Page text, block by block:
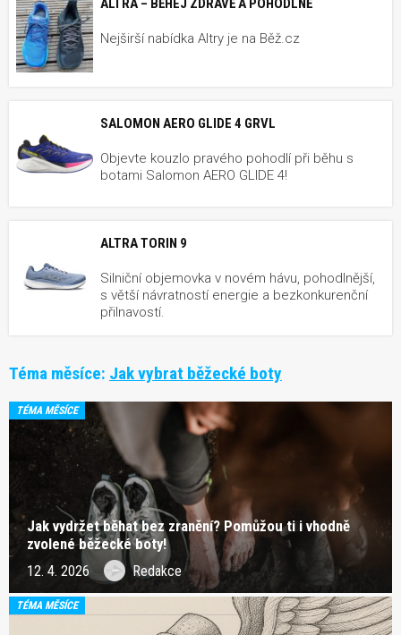
ALTRA – BĚHEJ ZDRAVĚ A POHODLNĚ
Nejširší nabídka Altry je na Běž.cz
SALOMON AERO GLIDE 4 GRVL
Objevte kouzlo pravého pohodlí při běhu s
botami Salomon AERO GLIDE 4!
ALTRA TORIN 9
Silniční objemovka v novém hávu, pohodlnější,
s větší návratností energie a bezkonkurenční
přilnavostí.
Téma měsíce: Jak vybrat běžecké boty
TÉMA MĚSÍCE
Jak vydržet běhat bez zranění? Pomůžou ti i vhodně
zvolené běžecké boty!
12. 4. 2026 Redakce
TÉMA MĚSÍCE